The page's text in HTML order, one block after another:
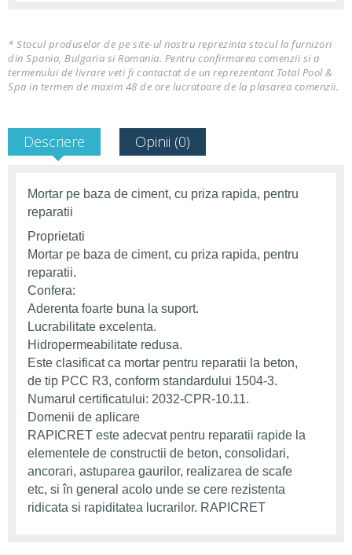
* Stocul produselor de pe site-ul nostru reprezinta stocul la furnizori
din Spania, Bulgaria si Romania. Pentru confirmarea comenzii si a
termenului de livrare veti fi contactat de un reprezentant Total Pool &
Spa in termen de maxim 48 de ore lucratoare de la plasarea comenzii.
Descriere Opinii (0)
Mortar pe baza de ciment, cu priza rapida, pentru
reparatii
Proprietati
Mortar pe baza de ciment, cu priza rapida, pentru
reparatii.
Confera:
Aderenta foarte buna la suport.
Lucrabilitate excelenta.
Hidropermeabilitate redusa.
Este clasificat ca mortar pentru reparatii la beton,
de tip PCC R3, conform standardului 1504-3.
Numarul certificatului: 2032-CPR-10.11.
Domenii de aplicare
RAPICRET este adecvat pentru reparatii rapide la
elementele de constructii de beton, consolidari,
ancorari, astuparea gaurilor, realizarea de scafe
etc, si în general acolo unde se cere rezistenta
ridicata si rapiditatea lucrarilor. RAPICRET